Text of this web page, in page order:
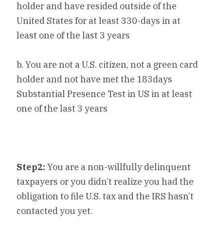
holder and have resided outside of the
United States for at least 330-days in at
least one of the last 3 years
b. You are not a U.S. citizen, not a green card
holder and not have met the 183days
Substantial Presence Test in US in at least
one of the last 3 years
Step2: You are a non-willfully delinquent
taxpayers or you didn’t realize you had the
obligation to file U.S. tax and the IRS hasn’t
contacted you yet.